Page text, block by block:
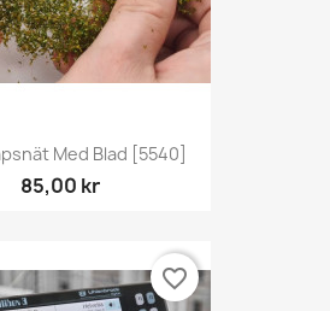
Med Blad [5540]
85,00 kr
favorite_border